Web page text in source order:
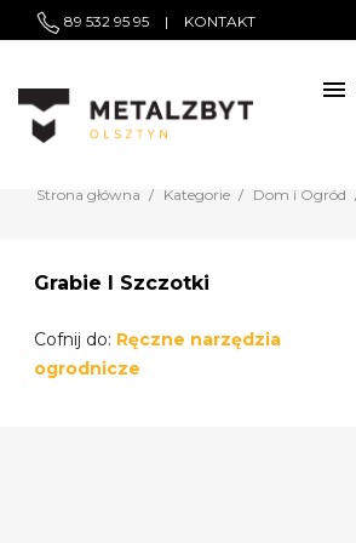
89 532 95 95 | KONTAKT

Strona główna Kategorie Dom i Ogród
Grabie I Szczotki
Cofnij do: Ręczne narzędzia
ogrodnicze